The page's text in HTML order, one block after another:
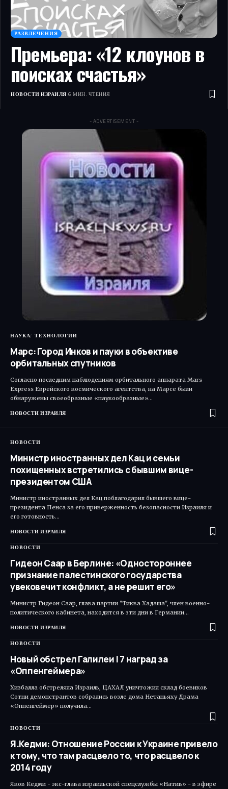
РАЗВЛЕЧЕНИЯ
Премьера: «12 клоунов в
поисках счастья»
НОВОСТИ ИЗРАИЛЯ 6 МИН. ЧТЕНИЯ
- ADVERTISEMENT -
НАУКА ТЕХНОЛОГИИ
Марс: Город Инков и пауки в объективе
орбитальных спутников
Согласно последним наблюдениям орбитального аппарата Mars
Express Еврейского космического агентства, на Марсе были
обнаружены своеобразные «паукообразные»…
НОВОСТИ ИЗРАИЛЯ
НОВОСТИ
Министр иностранных дел Кац и семьи
похищенных встретились с бывшим вице-
президентом США
Министр иностранных дел Кац поблагодарил бывшего вице-
президента Пенса за его приверженность безопасности Израиля и
его готовность…
НОВОСТИ ИЗРАИЛЯ
НОВОСТИ
Гидеон Саар в Берлине: «Одностороннее
признание палестинского государства
увековечит конфликт, а не решит его»
Министр Гидеон Саар, глава партии "Тиква Хадаша", член военно-
политического кабинета, находится в эти дни в Германии…
НОВОСТИ ИЗРАИЛЯ
НОВОСТИ
Новый обстрел Галилеи | 7 наград за
«Оппенгеймера»
Хизбалла обстреляла Израиль, ЦАХАЛ уничтожил склад боевиков
Сотни демонстрантов собрались возле дома Нетаньяху Драма
«Оппенгеймер» получила…
НОВОСТИ
Я.Кедми: Отношение России к Украине привело
к тому, что там расцвело то, что расцвело к
2014 году
Яков Кедми - экс-глава израильской спецслужбы «Натив» - в эфире